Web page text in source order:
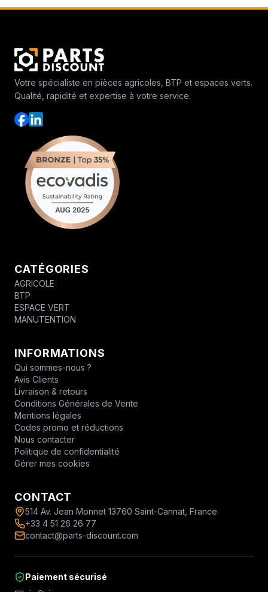
Votre spécialiste en pièces agricoles, BTP et espaces verts.
Qualité, rapidité et expertise à votre service.
CATÉGORIES
AGRICOLE
BTP
ESPACE VERT
MANUTENTION
INFORMATIONS
Qui sommes-nous ?
Avis Clients
Livraison & retours
Conditions Générales de Vente
Mentions légales
Codes promo et réductions
Nous contacter
Politique de confidentialité
Gérer mes cookies
CONTACT
514 Av. Jean Monnet 13760 Saint-Cannat, France
+33 4 51 26 26 77
contact@parts-discount.com
Paiement sécurisé